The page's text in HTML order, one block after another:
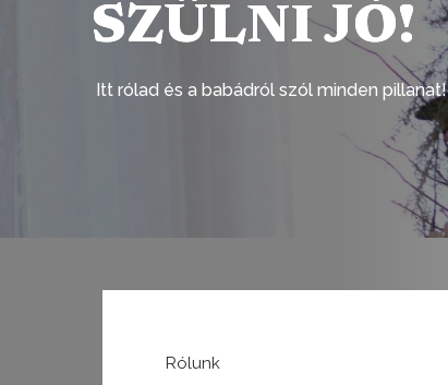
SZÜLNI JÓ!
Itt rólad és a babádról szól minden pillanat!
Rólunk